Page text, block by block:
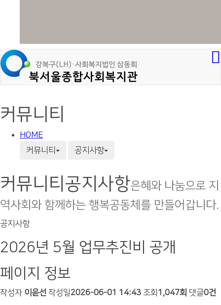
커뮤니티
HOME
커뮤니티
공지사항
커뮤니티 공지사항은혜와 나눔으로 지
역사회와 함께하는 행복공동체를 만들어갑니다.
공지사항
2026년 5월 업무추진비 공개
페이지 정보
작성자 이윤선 작성일2026-06-01 14:43 조회 1,047회 댓글0건